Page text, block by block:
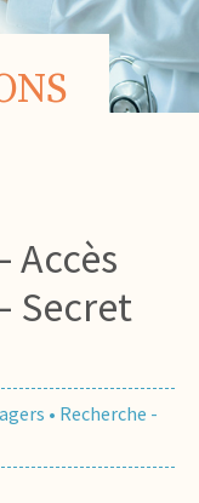
Accès
Secret
• Recherche -